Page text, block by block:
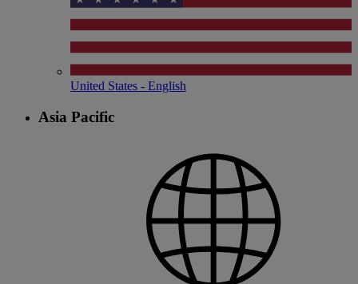
United States - English
Asia Pacific